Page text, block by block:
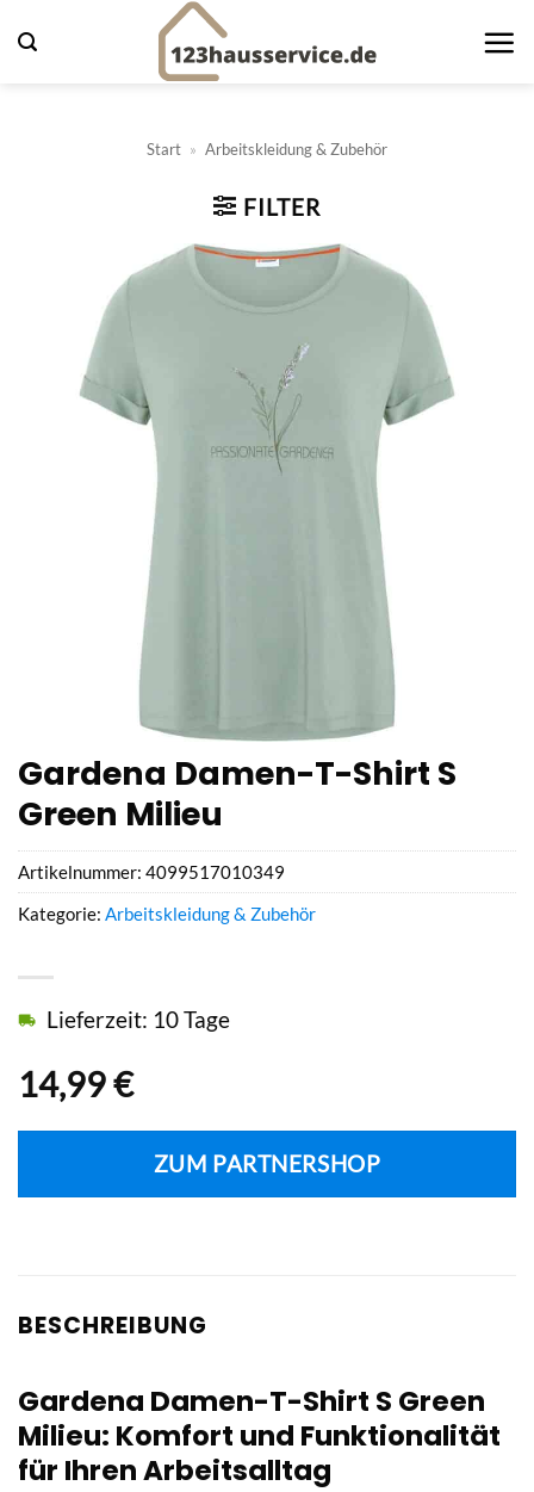
Inhalt
Start » Arbeitskleidung & Zubehör
FILTER
Gardena Damen-T-Shirt S
Green Milieu
14,99€
Lieferzeit: 10 Tage
ZUM PARTNERSHOP
Artikelnummer: 4099517010349
Kategorie: Arbeitskleidung & Zubehör
BESCHREIBUNG
Gardena Damen-T-Shirt S Green
Milieu: Komfort und Funktionalität
für Ihren Arbeitsalltag